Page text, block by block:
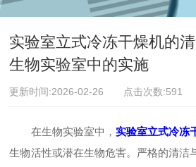
实验室立式冷冻干燥机的
生物实验室中的实施
更新时间:2026-02-26 点击次数:591
在生物实验室中， 实验室立式冷冻
生物活性或潜在生物危害。严格的清洁